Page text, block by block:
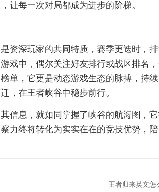
让每一次对局都成为进步的阶梯。
资深玩家的共同特质，赛季更迭时，
戏中，偶尔关注好友排行或战区排名
单，它更是动态游戏生态的脉搏，持
，在王者峡谷中稳步前行。
信息，就如同掌握了峡谷的航海图，
力终将转化为实实在在的竞技优势，
王者归来英文怎